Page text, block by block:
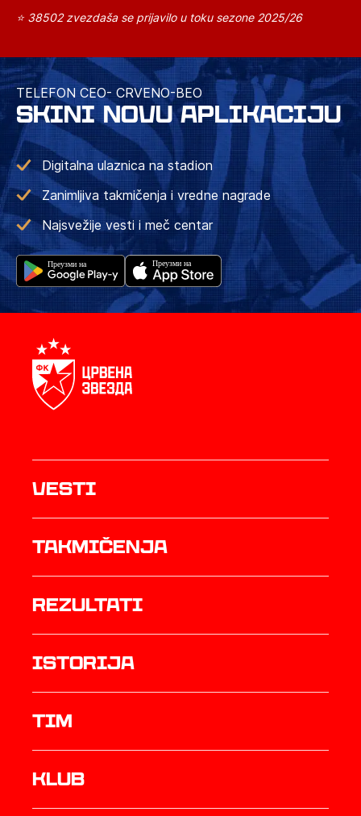
⭐ 38502 zvezdaša se prijavilo u toku sezone 2025/26
TELEFON CEO- CRVENO-BEO
SKINI NOVU APLIKACIJU
Digitalna ulaznica na stadion
Zanimljiva takmičenja i vredne nagrade
Najsvežije vesti i meč centar
Vesti
Takmičenja
rezultati
istorija
TIM
Klub